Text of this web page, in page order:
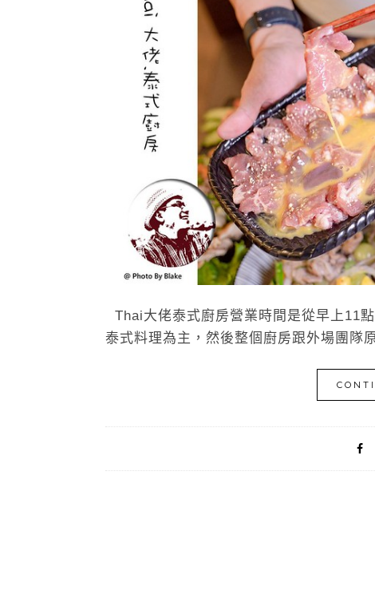
Thai大佬泰式廚房營業時間是從早上11
泰式料理為主，然後整個廚房跟外場團